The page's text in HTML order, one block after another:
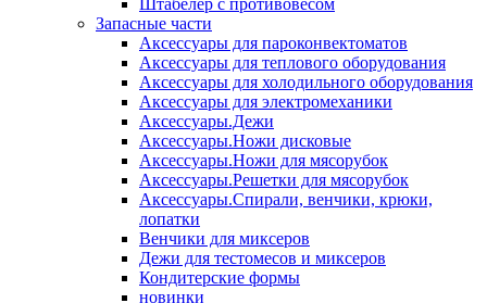
Штабелер с противовесом
Запасные части
Аксессуары для пароконвектоматов
Аксессуары для теплового оборудования
Аксессуары для холодильного оборудования
Аксессуары для электромеханики
Аксессуары.Дежи
Аксессуары.Ножи дисковые
Аксессуары.Ножи для мясорубок
Аксессуары.Решетки для мясорубок
Аксессуары.Спирали, венчики, крюки,
лопатки
Венчики для миксеров
Дежи для тестомесов и миксеров
Кондитерские формы
новинки